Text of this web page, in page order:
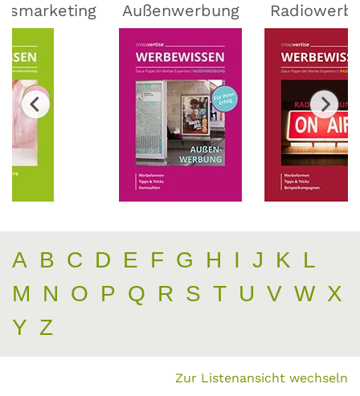
Außenwerbung
A B C D E F G H I J K L
M
N O P Q R S T U V W X
Y Z
Zur Listenansicht wechseln